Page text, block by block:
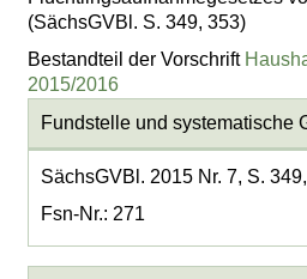
(SächsGVBl. S. 349, 353)
Bestandteil der Vorschrift
2015/2016
Fundstelle und systematische
SächsGVBl. 2015 Nr. 7, S.
Fsn-Nr.: 271